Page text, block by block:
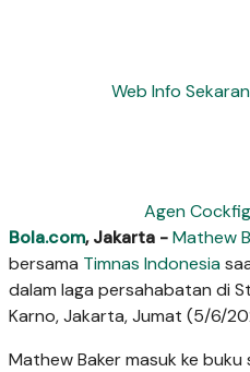
Web Info
Agen
Bola.com, Jakarta -Mathew
bersama Timnas Indonesia
dalam laga persahabatan di
Karno, Jakarta, Jumat (5/6/
Mathew Baker masuk ke